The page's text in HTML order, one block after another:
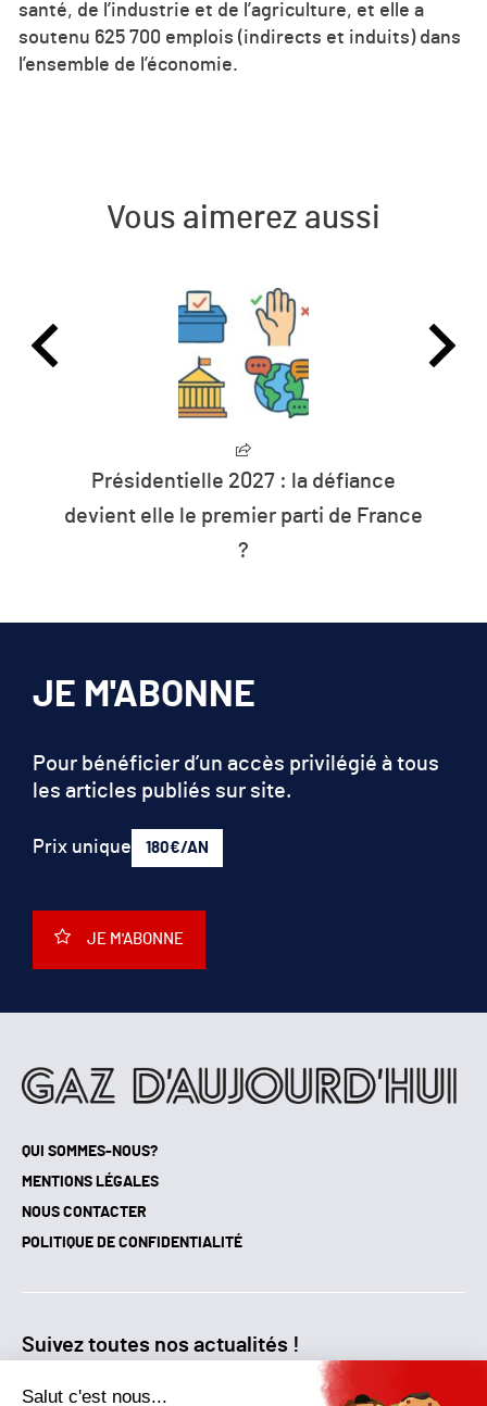
santé, de l’industrie et de l’agriculture, et elle a
soutenu 625 700 emplois (indirects et induits) dans
l’ensemble de l’économie.
Vous aimerez aussi
2027 : la défiance
le premier parti de France
QUI SOMMES-NOUS?
MENTIONS LÉGALES
NOUS CONTACTER
POLITIQUE DE CONFIDENTIALITÉ
Suivez toutes nos actualités !
JE M'ABONNE
Pour bénéficier d’un accès privilégié à tous
les articles publiés sur site.
Prix unique 180€/AN
JE M'ABONNE